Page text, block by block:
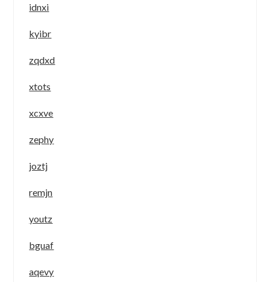
idnxi
kyibr
zqdxd
xtots
xcxve
zephy
joztj
remjn
youtz
bguaf
aqevy